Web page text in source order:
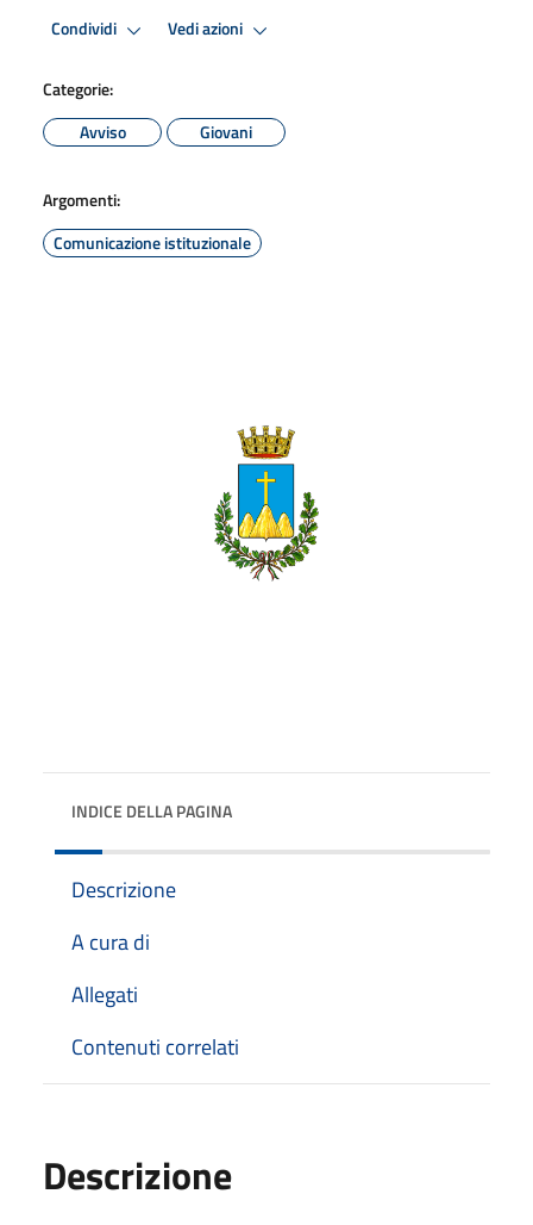
Condividi Vedi azioni
Categorie:
Avviso
Giovani
Argomenti:
Comunicazione istituzionale
INDICE DELLA PAGINA
Descrizione
A cura di
Allegati
Contenuti correlati
Descrizione